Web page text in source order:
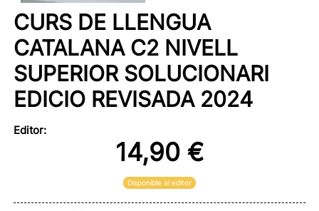
CURS DE LLENGUA
CATALANA C2 NIVELL
SUPERIOR SOLUCIONARI
EDICIO REVISADA 2024
Editor:
14,90 €
Disponible al editor